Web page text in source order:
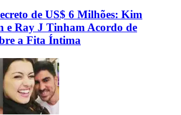
de US$ 6 Milhões: Kim
e Ray J Tinham Acordo de
a Fita Íntima